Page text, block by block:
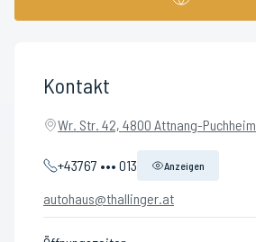
Kontakt
Wr. Str. 42, 4800 Attnang-Puchheim
+43767 ••• 013 Anzeigen
autohaus@thallinger.at